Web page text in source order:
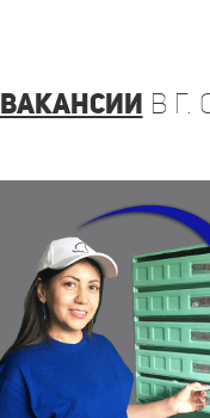
вакансии в г.